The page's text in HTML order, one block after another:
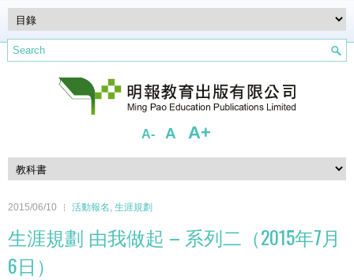
A- A A+
2015/06/10 活動報名 , 生涯規劃
生涯規劃 由我做起 – 系列二（2015年7月
6日）